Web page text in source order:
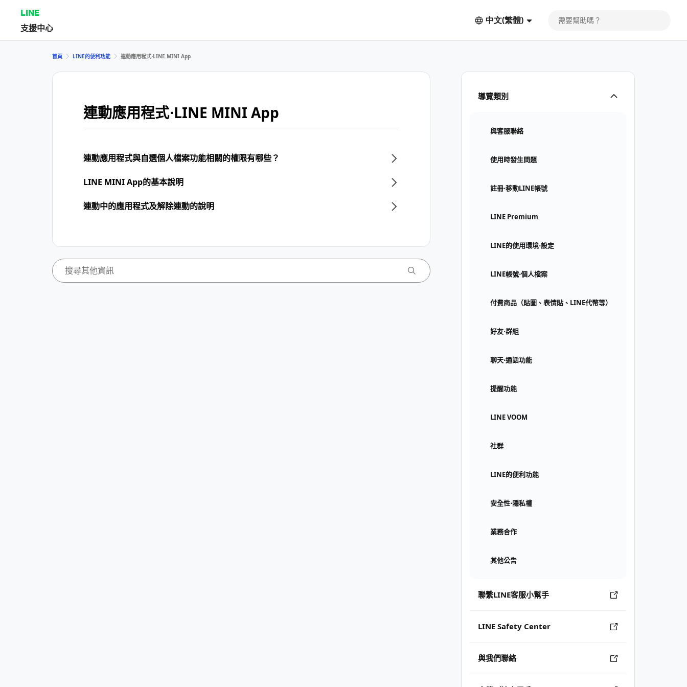
LINE
支援中心
中文(繁體)
導覽類別
與客服聯絡
使用時發生問題
註冊⋅移動LINE帳號
LINE Premium
LINE的使用環境⋅設定
LINE帳號⋅個人檔案
付費商品（貼圖、表情貼、LINE代幣等）
好友⋅群組
聊天⋅通話功能
提醒功能
LINE VOOM
社群
LINE的便利功能
安全性⋅隱私權
業務合作
其他公告
聯繫LINE客服小幫手
LINE Safety Center
與我們聯絡
首頁 LINE的便利功能 連動應用程式⋅LINE MINI App
連動應用程式⋅LINE MINI App
連動應用程式與自選個人檔案功能相關的權限有哪些？
LINE MINI App的基本說明
連動中的應用程式及解除連動的說明